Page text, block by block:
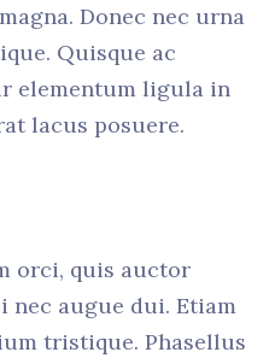
Donec nec urna
Quisque ac
elementum ligula in
lacus posuere.
orci, quis auctor
nec augue dui. Etiam
tristique. Phasellus